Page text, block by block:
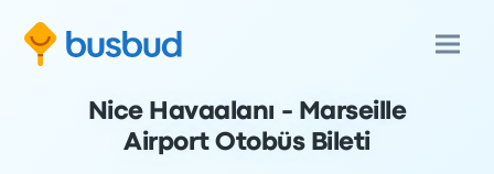
Nice Havaalanı - Marseille
Airport Otobüs Bileti